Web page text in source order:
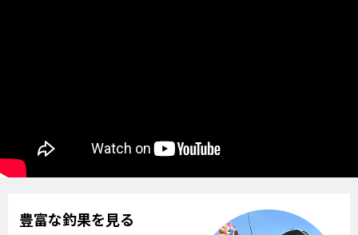
豊富な釣果を見る